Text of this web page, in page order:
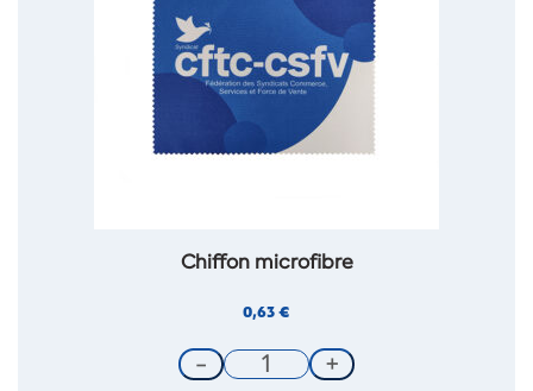
Chiffon microfibre
0,63€